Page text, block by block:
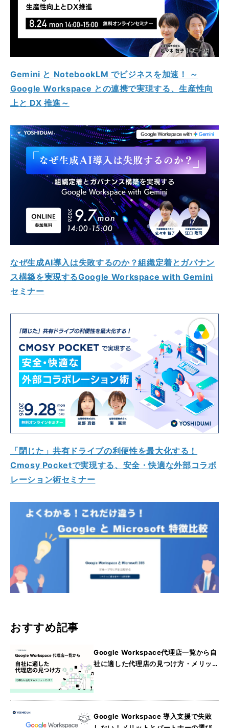
Gemini と NotebookLM でビジネスを加速！ ～
Google Workspace との連携で実現する、生産性向
上と DX 推進～
なぜ生成AI導入は失敗するのか？組織定着とガバナン
ス構築を実現するGoogle Workspace with Gemini
セミナー
「閉じた」共有ドライブの利便性を最大化する！
Cmosy Pocketで実現する、安全・快適な外部コラボ
レーション術セミナー
おすすめ記事
Google Workspace代理店一覧から自
社に適した代理店の見つけ方・メリッ
Google Workspace 導入支援で失敗